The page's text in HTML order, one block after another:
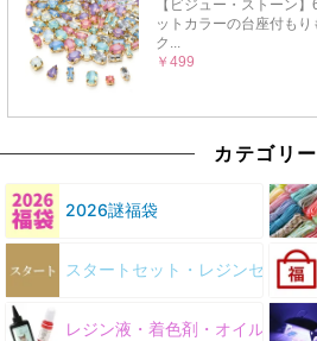
カテゴリー
2026謎福袋
スタートセット・レジンセット
レジン液・着色剤・オイル